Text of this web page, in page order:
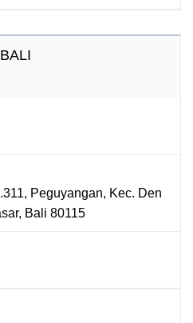
Peguyangan, Kec. Den
Bali 80115